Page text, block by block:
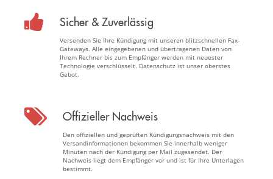
Sicher & Zuverlässig
Versenden Sie Ihre Kündigung mit unseren blitzschnellen Fax-
Gateways. Alle eingegebenen und übertragenen Daten von
Ihrem Rechner bis zum Empfänger werden mit neuester
Technologie verschlüsselt. Datenschutz ist unser oberstes
Gebot.
Offizieller Nachweis
Den offiziellen und geprüften Kündigungsnachweis mit den
Versandinformationen bekommen Sie innerhalb weniger
Minuten nach der Kündigung per Mail zugesendet. Der
Nachweis liegt dem Empfänger vor und ist für Ihre Unterlagen
bestimmt.